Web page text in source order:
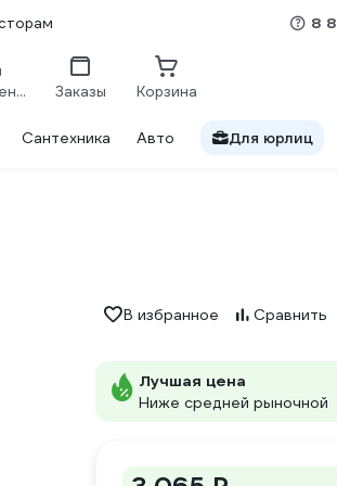
8
Сравнение Заказы Корзина
Сантехника Авто Для юрлиц
В избранное Сравнить
Лучшая цена
Ниже средней рыночной